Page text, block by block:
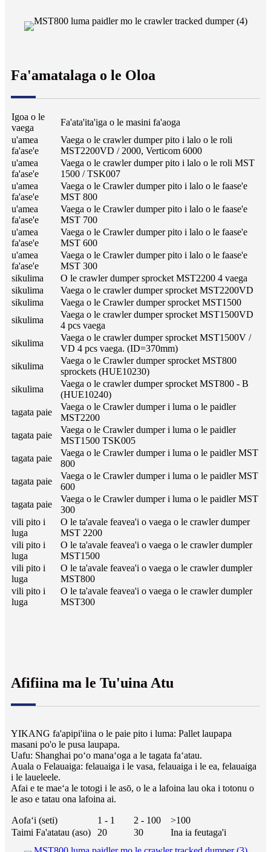
Fa'amatalaga o le Oloa
Igoa o le
vaega
Fa'ata'ita'iga o le masini fa'aoga
u'amea
fa'ase'e
Vaega o le crawler dumper pito i lalo o le roli
MST2200VD / 2000, Verticom 6000
u'amea
fa'ase'e
Vaega o le crawler dumper pito i lalo o le roli MST
1500 / TSK007
u'amea
fa'ase'e
Vaega o le Crawler dumper pito i lalo o le faase'e
MST 800
u'amea
fa'ase'e
Vaega o le Crawler dumper pito i lalo o le faase'e
MST 700
u'amea
fa'ase'e
Vaega o le Crawler dumper pito i lalo o le faase'e
MST 600
u'amea
fa'ase'e
Vaega o le Crawler dumper pito i lalo o le faase'e
MST 300
sikulima
O le crawler dumper sprocket MST2200 4 vaega
sikulima
Vaega o le crawler dumper sprocket MST2200VD
sikulima
Vaega o le Crawler dumper sprocket MST1500
sikulima
Vaega o le crawler dumper sprocket MST1500VD
4 pcs vaega
sikulima
Vaega o le crawler dumper sprocket MST1500V /
VD 4 pcs vaega. (ID=370mm)
sikulima
Vaega o le Crawler dumper sprocket MST800
sprockets (HUE10230)
sikulima
Vaega o le crawler dumper sprocket MST800 - B
(HUE10240)
tagata paie
Vaega o le Crawler dumper i luma o le paidler
MST2200
tagata paie
Vaega o le Crawler dumper i luma o le paidler
MST1500 TSK005
tagata paie
Vaega o le Crawler dumper i luma o le paidler MST
800
tagata paie
Vaega o le Crawler dumper i luma o le paidler MST
600
tagata paie
Vaega o le Crawler dumper i luma o le paidler MST
300
vili pito i
luga
O le ta'avale feavea'i o vaega o le crawler dumper
MST 2200
vili pito i
luga
O le ta'avale feavea'i o vaega o le crawler dumpler
MST1500
vili pito i
luga
O le ta'avale feavea'i o vaega o le crawler dumpler
MST800
vili pito i
luga
O le ta'avale feavea'i o vaega o le crawler dumpler
MST300
Afifiina ma le Tu'uina Atu
YIKANG fa'apipi'iina o le paie pito i luma: Pallet laupapa
masani po'o le pusa laupapa.
Uafu: Shanghai poʻo manaʻoga a le tagata faʻatau.
Auala o Felauaiga: felauaiga i le vasa, felauaiga i le ea, felauaiga
i le laueleele.
Afai e te maeʻa le totogi i le asō, o le a lafoina lau oka i totonu o
le aso e tatau ona lafoina ai.
Aofaʻi (seti) 1 - 1 2 - 100
>100
Taimi Fa'atatau (aso)
20 30 Ina ia feutaga'i